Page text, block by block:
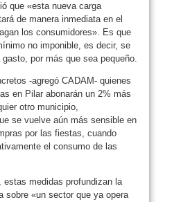
que «esta nueva carga
de manera inmediata en el
los consumidores». Es que
no imponible, es decir, se
por más que sea pequeño.
-agregó CADAM- quienes
en Pilar abonarán un 2% más
otro municipio,
se vuelve aún más sensible en
por las fiestas, cuando
el consumo de las
estas medidas profundizan la
sobre «un sector que ya opera